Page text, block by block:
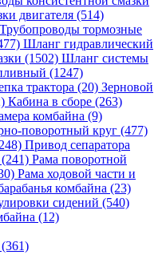
двигателя (514)
Трубопроводы тормозные
Шланг гидравлический
(1502) Шланг системы
(1247)
трактора (20) Зерновой
Кабина в сборе (263)
комбайна (9)
поворотный круг (477)
Привод сепаратора
Рама поворотной
Рама ходовой части и
комбайна (23)
сидений (540)
(12)